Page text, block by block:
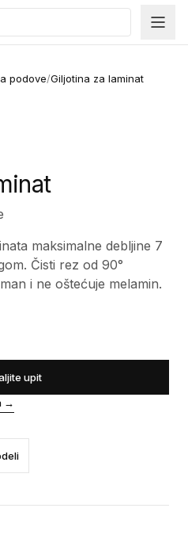
podove/Giljotina za laminat
maksimalne debljine 7
Čisti rez od 90°
i ne oštećuje melamin.
upit
→